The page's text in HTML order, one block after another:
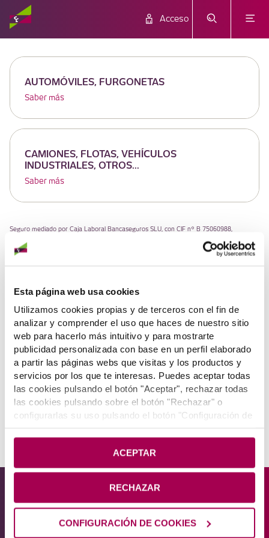
Esta página web usa cookies
Utilizamos cookies propias y de terceros con el fin de
analizar y comprender el uso que haces de nuestro sitio
web para hacerlo más intuitivo y para mostrarte
publicidad personalizada con base en un perfil elaborado
a partir las páginas webs que visitas y los productos y
servicios por los que te interesas. Puedes aceptar todas
las cookies pulsando el botón "Aceptar", rechazar todas
las cookies pulsando sobre el botón "Rechazar" o
configurarlas su uso pulsando el botón "Configuración de
de Cookies
ACEPTAR
CONFIGURACIÓN DE COOKIES
RECHAZAR
Acceso
AUTOMÓVILES, FURGONETAS
Saber más
CAMIONES, FLOTAS, VEHÍCULOS
INDUSTRIALES, OTROS...
Saber más
Seguro mediado por Caja Laboral Bancaseguros SLU, con CIF nº B 75060988,
operador de banca-seguros vinculado, inscrito en el Registro Administrativo Especial de
Mediadores de Seguros de la Dirección General de Seguros y Fondos de Pensiones con
Reunidos, Compañia de Seguros y Reaseguros, S.A. - CASER, Generali España,
Financiera cubiertas según legislación vigente. Para consultar el resto de aseguradoras
Más de LABORAL Kutxa
Obtener liquidez
TPV
OTRAS SECCIONES
Gaztenpresa
Mondragon Hospitality
TABLÓN DE ANUNCIOS
Aviso Legal
Política de cookies
Política de protección de